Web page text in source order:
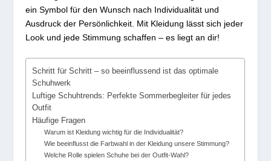
ein Symbol für den Wunsch nach Individualität und
Ausdruck der Persönlichkeit. Mit Kleidung lässt sich jeder
Look und jede Stimmung schaffen – es liegt an dir!
Schritt für Schritt – so beeinflussend ist das optimale
Schuhwerk
Luftige Schuhtrends: Perfekte Sommerbegleiter für jedes
Outfit
Häufige Fragen
Warum ist Kleidung wichtig für die Individualität?
Wie beeinflusst die Farbwahl in der Kleidung unsere Stimmung?
Welche Rolle spielen Schuhe bei der Outfit-Wahl?